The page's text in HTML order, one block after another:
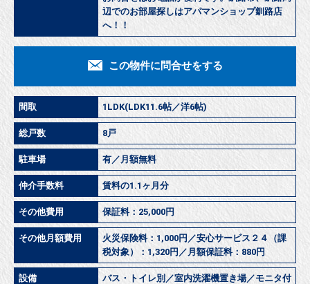
辺でのお部屋探しはアパマンショップ釧路店
へ！！
この物件に問合せをする
間取 1LDK(LDK11.6帖／洋6帖)
総戸数 8戸
駐車場 有／月額無料
仲介手数料 賃料の1.1ヶ月分
その他費用 保証料：25,000円
その他月額費用
火災保険料：1,000円／安心サービス２４（課
税対象）：1,320円／月額保証料：880円
設備
バス・トイレ別／室内洗濯機置き場／モニタ付